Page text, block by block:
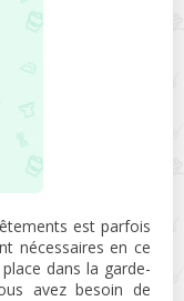
est parfois
nécessaires en ce
dans la garde-
avez besoin de